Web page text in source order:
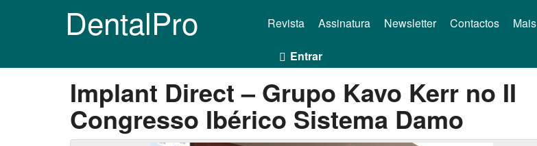
DentalPro Mais
Revista Assinatura Newsletter Contactos
Entrar
Implant Direct – Grupo Kavo Kerr no II
Congresso Ibérico Sistema Damo